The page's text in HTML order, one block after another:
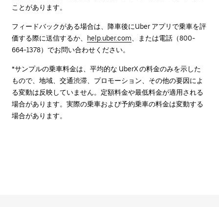
ことがあります。
フィードバックがある場合は、降車後に⁠Uber アプリで乗車を評
価する際に送信するか、 help.uber.com 、または電話（800-
664-1378）でお問い合わせください。
*サンプルの乗車料金は、平均的な UberX の料金のみを示した
もので、地域、交通渋滞、プロモーション、その他の要因によ
る変動は反映していません。定額料金や最低料金が適用される
場合があります。実際の乗車および予約乗車の料金は変動する
場合があります。